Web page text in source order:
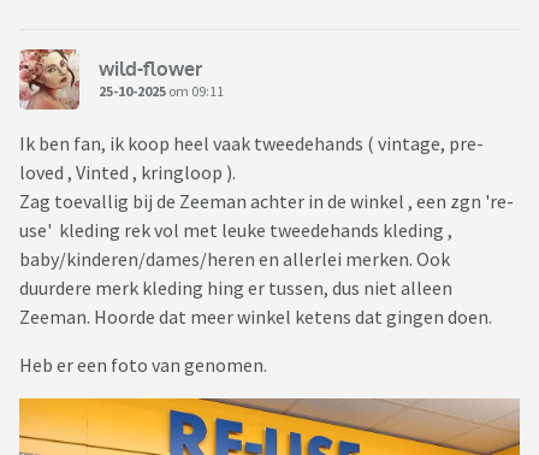
wild-flower
25-10-2025 om 09:11
Ik ben fan, ik koop heel vaak tweedehands ( vintage, pre-
loved , Vinted , kringloop ).
Zag toevallig bij de Zeeman achter in de winkel , een zgn 're-
use' kleding rek vol met leuke tweedehands kleding ,
baby/kinderen/dames/heren en allerlei merken. Ook
duurdere merk kleding hing er tussen, dus niet alleen
Zeeman. Hoorde dat meer winkel ketens dat gingen doen.
Heb er een foto van genomen.